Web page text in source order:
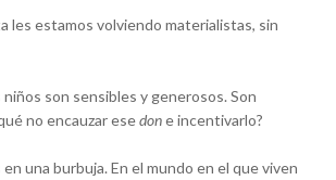
les estamos volviendo materialistas, sin
son sensibles y generosos. Son
no encauzar esedone incentivarlo?
una burbuja. En el mundo en el que viven